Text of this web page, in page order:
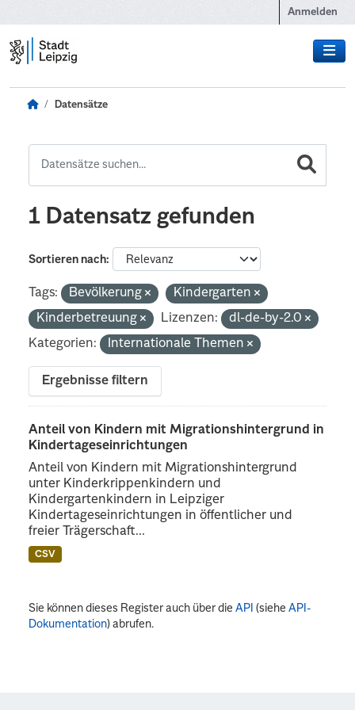
Anmelden
Datensätze
1 Datensatz gefunden
Sortieren nach
Tags: Bevölkerung
Kindergarten
Kinderbetreuung
Lizenzen:
dl-de-by-2.0
Kategorien:
Internationale Themen
Ergebnisse filtern
Anteil von Kindern mit Migrationshintergrund in
Kindertageseinrichtungen
Anteil von Kindern mit Migrationshintergrund
unter Kinderkrippenkindern und
Kindergartenkindern in Leipziger
Kindertageseinrichtungen in öffentlicher und
freier Trägerschaft...
CSV
Sie können dieses Register auch über dieAPI (sieheAPI-
Dokumentation) abrufen.